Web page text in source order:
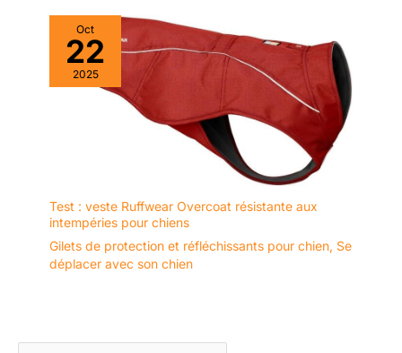
Oct
22
2025
Test : veste Ruffwear Overcoat résistante aux
intempéries pour chiens
Gilets de protection et réfléchissants pour chien, Se
déplacer avec son chien